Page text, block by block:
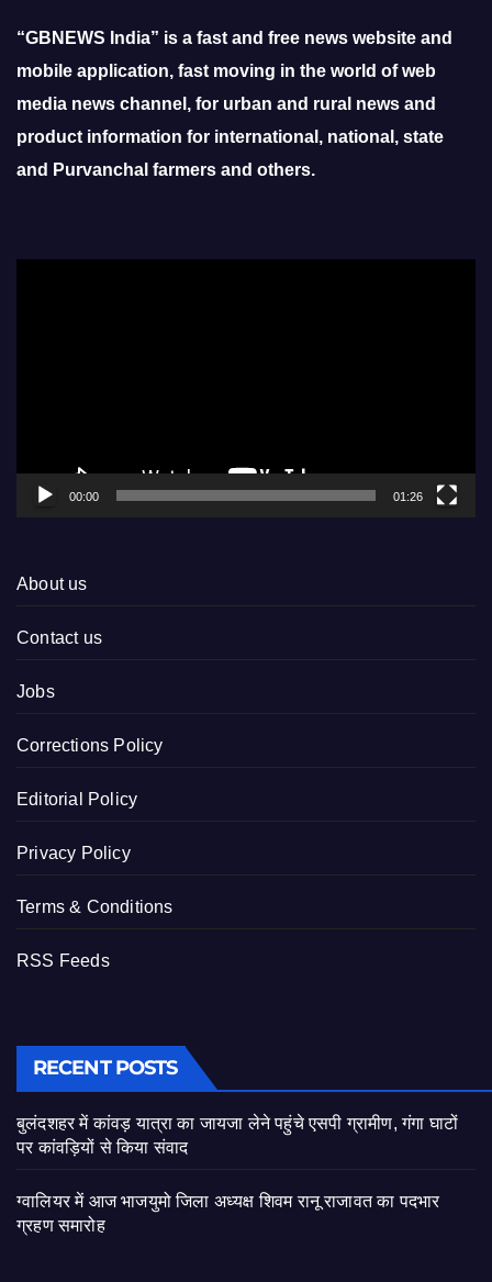
“GBNEWS India” is a fast and free news website and
mobile application, fast moving in the world of web
media news channel, for urban and rural news and
product information for international, national, state
and Purvanchal farmers and others.
00:00 01:26
About us
Contact us
Jobs
Corrections Policy
Editorial Policy
Privacy Policy
Terms & Conditions
RSS Feeds
RECENT POSTS
बुलंदशहर में कांवड़ यात्रा का जायजा लेने पहुंचे एसपी ग्रामीण, गंगा घाटों
पर कांवड़ियों से किया संवाद
ग्वालियर में आज भाजयुमो जिला अध्यक्ष शिवम रानू राजावत का पदभार
ग्रहण समारोह